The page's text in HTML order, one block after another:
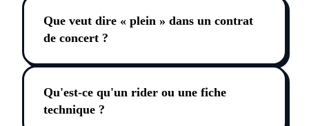
Que veut dire « plein » dans un contrat
de concert ?
Qu'est-ce qu'un rider ou une fiche
technique ?